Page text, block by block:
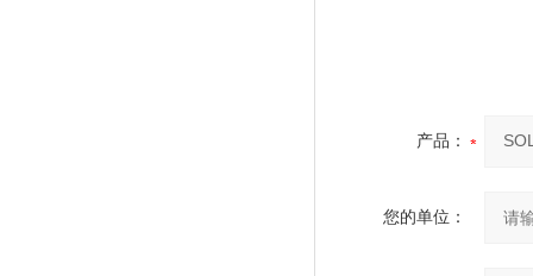
产品：
您的单位：